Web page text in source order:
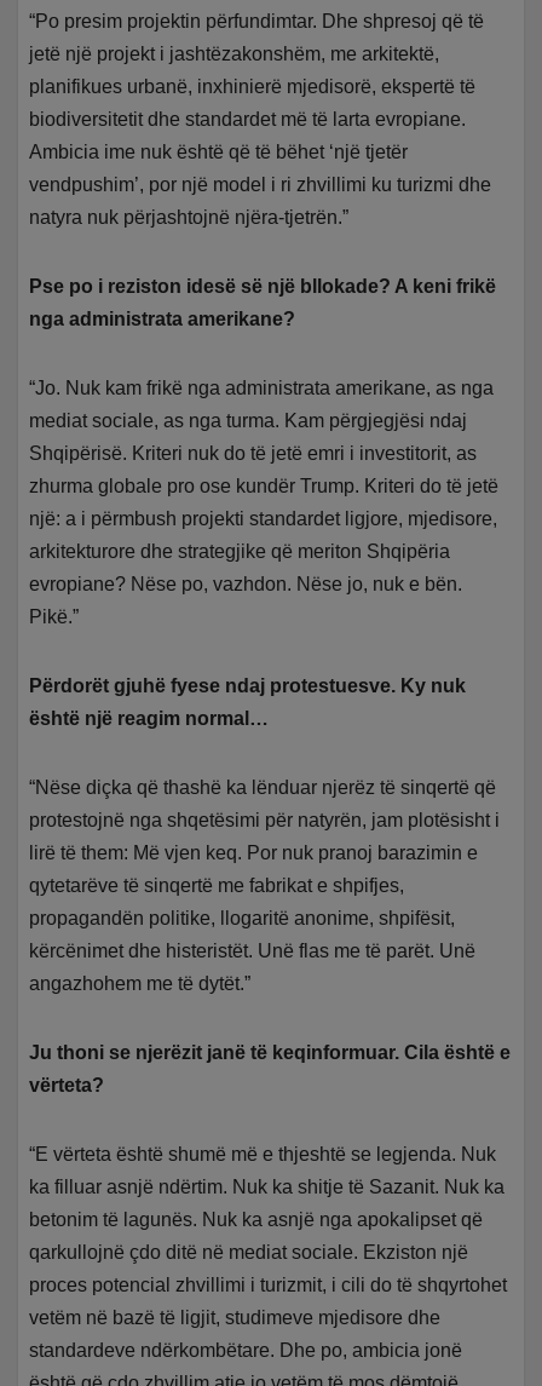
“Po presim projektin përfundimtar. Dhe shpresoj që të
jetë një projekt i jashtëzakonshëm, me arkitektë,
planifikues urbanë, inxhinierë mjedisorë, ekspertë të
biodiversitetit dhe standardet më të larta evropiane.
Ambicia ime nuk është që të bëhet ‘një tjetër
vendpushim’, por një model i ri zhvillimi ku turizmi dhe
natyra nuk përjashtojnë njëra-tjetrën.”
Pse po i reziston idesë së një bllokade? A keni frikë
nga administrata amerikane?
“Jo. Nuk kam frikë nga administrata amerikane, as nga
mediat sociale, as nga turma. Kam përgjegjësi ndaj
Shqipërisë. Kriteri nuk do të jetë emri i investitorit, as
zhurma globale pro ose kundër Trump. Kriteri do të jetë
një: a i përmbush projekti standardet ligjore, mjedisore,
arkitekturore dhe strategjike që meriton Shqipëria
evropiane? Nëse po, vazhdon. Nëse jo, nuk e bën.
Pikë.”
Përdorët gjuhë fyese ndaj protestuesve. Ky nuk
është një reagim normal…
“Nëse diçka që thashë ka lënduar njerëz të sinqertë që
protestojnë nga shqetësimi për natyrën, jam plotësisht i
lirë të them: Më vjen keq. Por nuk pranoj barazimin e
qytetarëve të sinqertë me fabrikat e shpifjes,
propagandën politike, llogaritë anonime, shpifësit,
kërcënimet dhe histeristët. Unë flas me të parët. Unë
angazhohem me të dytët.”
Ju thoni se njerëzit janë të keqinformuar. Cila është e
vërteta?
“E vërteta është shumë më e thjeshtë se legjenda. Nuk
ka filluar asnjë ndërtim. Nuk ka shitje të Sazanit. Nuk ka
betonim të lagunës. Nuk ka asnjë nga apokalipset që
qarkullojnë çdo ditë në mediat sociale. Ekziston një
proces potencial zhvillimi i turizmit, i cili do të shqyrtohet
vetëm në bazë të ligjit, studimeve mjedisore dhe
standardeve ndërkombëtare. Dhe po, ambicia jonë